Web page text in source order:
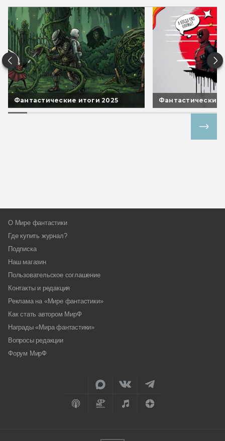
Фантастические итоги 2025 Фантастические
О Мире фантастики
Где купить журнал?
Подписка
Наш магазин
Пользовательское соглашение
Контакты и редакция
Реклама на «Мире фантастики»
Как стать автором МирФ
Награды «Мира фантастики»
Вопросы редакции
Форум МирФ